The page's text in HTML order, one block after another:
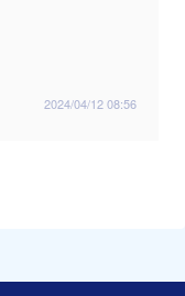
2024/04/12 08:56